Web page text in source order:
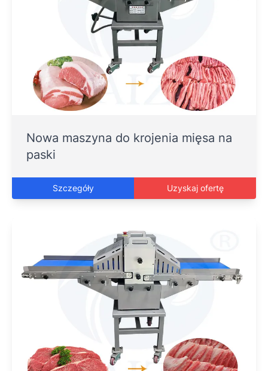
Nowa maszyna do krojenia mięsa na
paski
Szczegóły Uzyskaj ofertę